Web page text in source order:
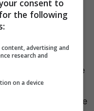
realtà dei fatti,
una soluzione più
che
Itia, Sinner potrà
staff tecnico. Viene
consent to
the following
advertising and
research and
on a device